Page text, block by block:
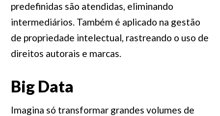
predefinidas são atendidas, eliminando
intermediários. Também é aplicado na gestão
de propriedade intelectual, rastreando o uso de
direitos autorais e marcas.
Big Data
Imagina só transformar grandes volumes de